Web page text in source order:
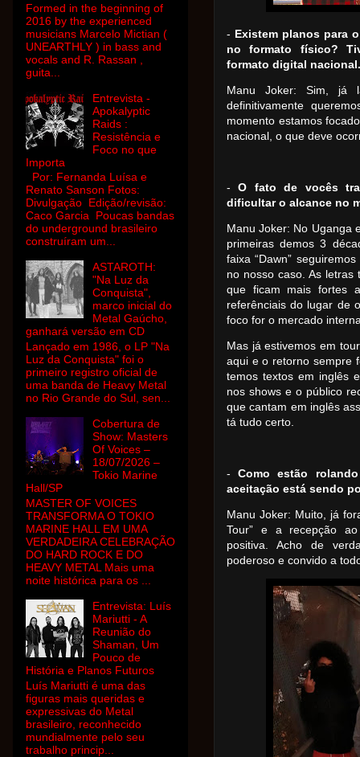
- Existem planos para
no formato físico?
formato digital nacional.
Manu Joker: Sim, já
definitivamente
momento estamos
nacional, o que deve
- O fato de vocês
dificultar o alcance no
Manu Joker: No Uganga
primeiras demos 3
faixa “Dawn”
no nosso caso. As
que ficam mais fortes
referênciais do lugar de
foco for o mercado
Mas já estivemos em
aqui e o retorno sempre
temos textos em inglês
nos shows e o público
que cantam em inglês
tá tudo certo.
-Como estão
aceitação está sendo
Manu Joker: Muito, já
Tour” e a recepção
positiva. Acho de
poderoso e convido a
Formed in the beginning of
2016 by the experienced
musicians Marcelo Mictian (
UNEARTHLY ) in bass and
vocals and R. Rassan ,
guita...
Entrevista -
Apokalyptic
Raids :
Resistência e
Foco no que
Importa
Por: Fernanda Luísa e
Renato Sanson Fotos:
Divulgação Edição/revisão:
Caco Garcia Poucas bandas
do underground brasileiro
construíram um...
ASTAROTH:
"Na Luz da
Conquista",
marco inicial do
Metal Gaúcho,
ganhará versão em CD
Lançado em 1986, o LP "Na
Luz da Conquista" foi o
primeiro registro oficial de
uma banda de Heavy Metal
no Rio Grande do Sul, sen...
Cobertura de
Show: Masters
Of Voices –
18/07/2026 –
Tokio Marine
Hall/SP
MASTER OF VOICES
TRANSFORMA O TOKIO
MARINE HALL EM UMA
VERDADEIRA CELEBRAÇÃO
DO HARD ROCK E DO
HEAVY METAL Mais uma
noite histórica para os ...
Entrevista: Luís
Mariutti - A
Reunião do
Shaman, Um
Pouco de
História e Planos Futuros
Luís Mariutti é uma das
figuras mais queridas e
expressivas do Metal
brasileiro, reconhecido
mundialmente pelo seu
trabalho princip...